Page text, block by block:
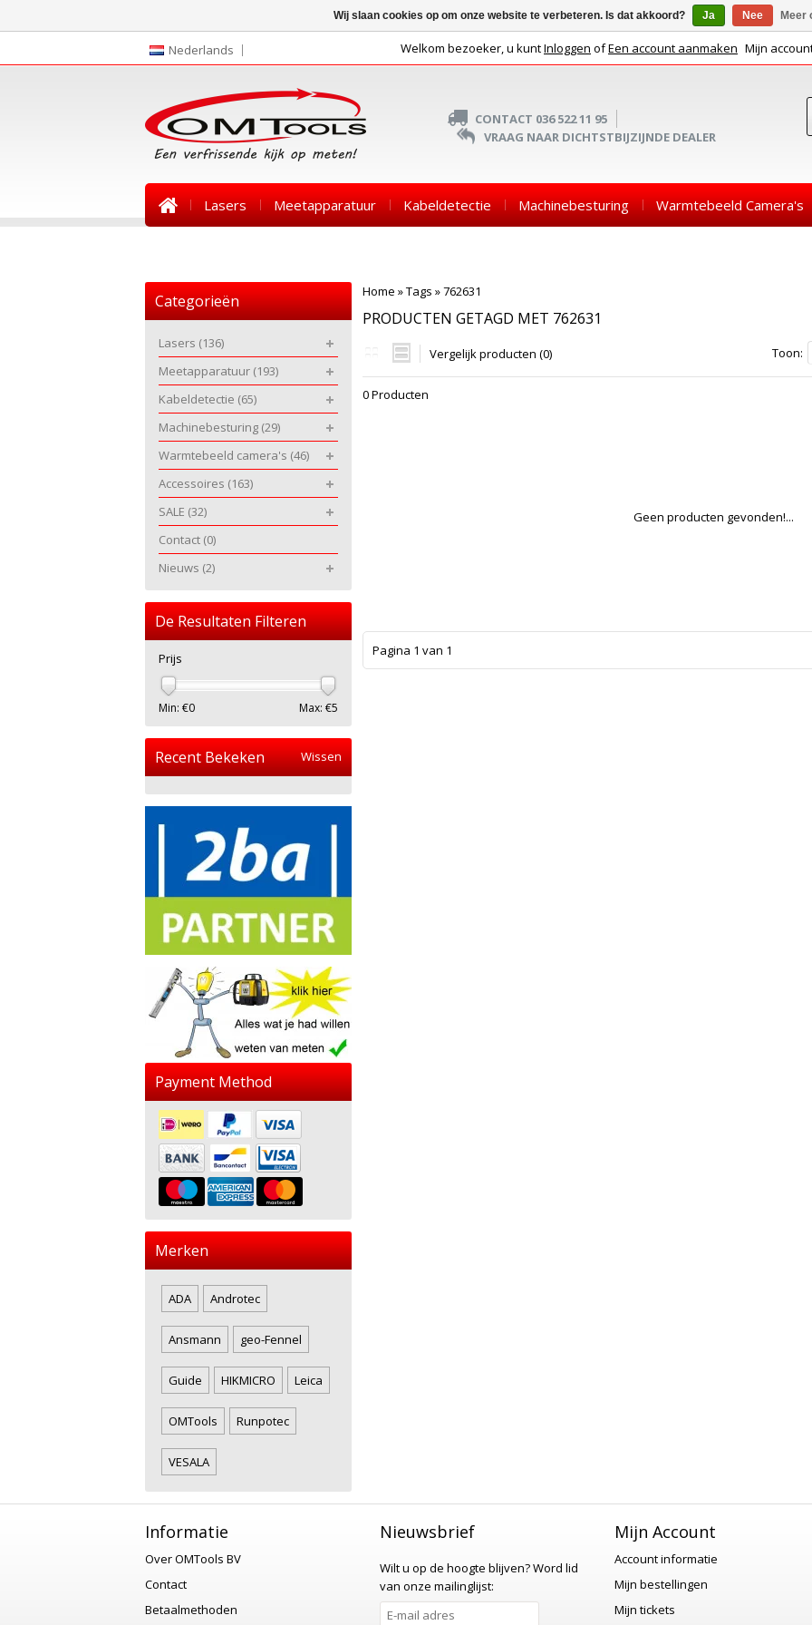
Nederlands Welkom bezoeker, u kuntInloggen ofEen account aanmaken Mijn
CONTACT 036 522 11 95
VRAAG NAAR DICHTSTBIJZIJNDE DEALER
Lasers Meetapparatuur Kabeldetectie Machinebesturing Warmtebeeld Camera's
Home »Tags »762631
PRODUCTEN GETAGD MET 762631
Vergelijk producten (0) Toon:
0 Producten
Geen producten gevonden!...
Pagina 1 van 1
Categorieën
Lasers (136)
Meetapparatuur (193)
Kabeldetectie (65)
Machinebesturing (29)
Warmtebeeld camera's (46)
Accessoires (163)
SALE (32)
Contact (0)
Nieuws (2)
De Resultaten Filteren
Prijs
Min: €0 Max: €5
Recent Bekeken Wissen
Payment Method
Merken
ADA Androtec
Ansmann geo-Fennel
Guide HIKMICRO Leica
OMTools Runpotec
VESALA
Informatie
Over OMTools BV
Contact
Betaalmethoden
Nieuwsbrief
Wilt u op de hoogte blijven?Word lid
van onze mailinglijst:
Mijn Account
Account informatie
Mijn bestellingen
Mijn tickets
Wij slaan cookies op om onze website te verbeteren. Is dat akkoord? Ja Nee Meer